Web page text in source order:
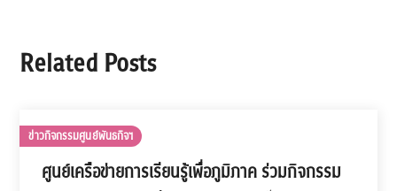
Related Posts
ข่าวกิจกรรมศูนย์พันธกิจฯ
ศูนย์เครือข่ายการเรียนรู้เพื่อภูมิภาค ร่วมกิจกรรม